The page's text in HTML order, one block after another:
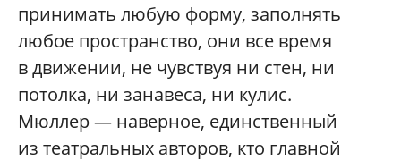
принимать любую форму, заполнять
любое пространство, они все время
в движении, не чувствуя ни стен, ни
потолка, ни занавеса, ни кулис.
Мюллер — наверное, единственный
из театральных авторов, кто главной